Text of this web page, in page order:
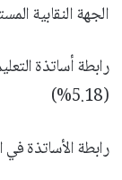
الجهة النقابية
(5.18%)
رابطة الأساتذة في